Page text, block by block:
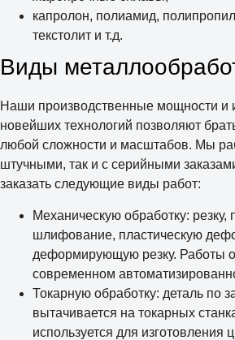
капролон, полиамид,
текстолит и т.д.
Виды
Наши производственные мощности и
новейших технологий позволяют
любой сложности и масштабов. Мы
штучными, так и с серийными
заказать следующие виды работ:
Механическую обработку: резку,
шлифование, пластическую
деформирующую резку. Работы
современном
Токарную обработку: деталь по
вытачивается на токарных
используется для изготовления